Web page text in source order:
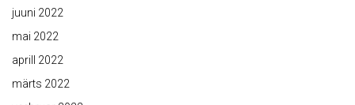
juuni 2022
mai 2022
aprill 2022
märts 2022